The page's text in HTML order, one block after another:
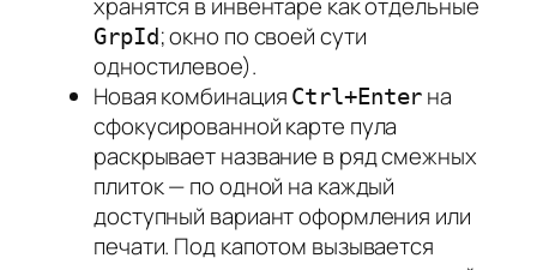
GrpId; окно по своей сути
одностилевое).
Новая комбинация Ctrl+Enter на
сфокусированной карте пула
раскрывает название в ряд смежных
плиток — по одной на каждый
доступный вариант оформления или
печати. Под капотом вызывается